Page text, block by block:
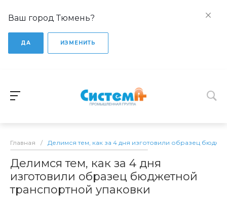
Ваш город Тюмень?
ДА ИЗМЕНИТЬ
Главная / Делимся тем, как за 4 дня изготовили образец
Делимся тем, как за 4 дня
изготовили образец бюджетной
транспортной упаковки